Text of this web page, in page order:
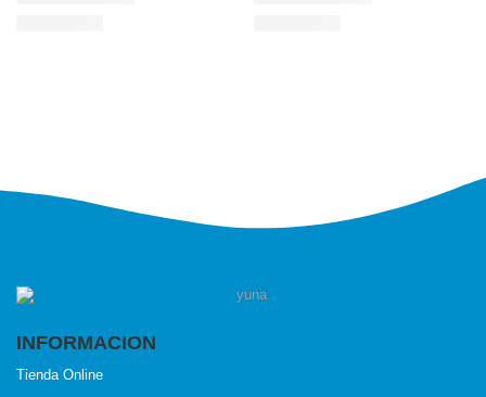
INFORMACION
Tienda Online